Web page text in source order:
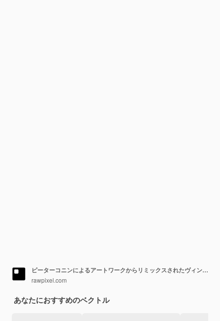
ピーターコニンによるアートワークからリミックスされたヴィンテージの壁時計のベクトル図
rawpixel.com
あなたにおすすめのベクトル